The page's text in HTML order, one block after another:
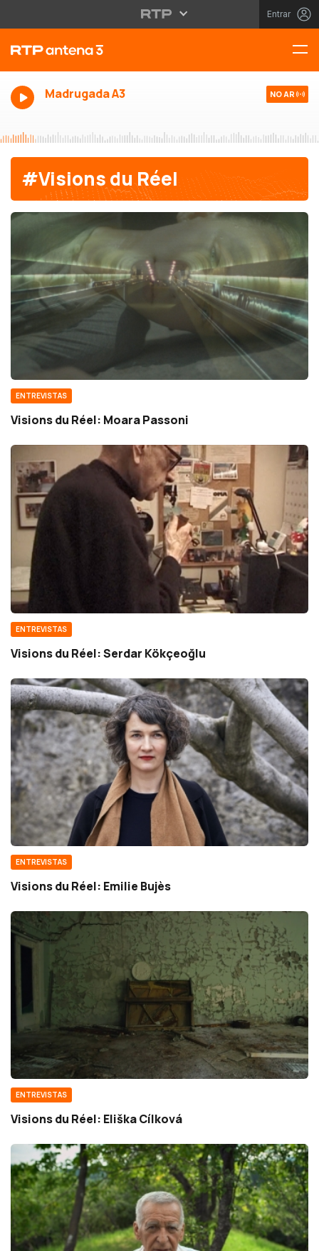
Entrar
Madrugada A3 NO AR
#Visions du Réel
ENTREVISTAS
Visions du Réel: Moara Passoni
ENTREVISTAS
Visions du Réel: Serdar Kökçeoğlu
ENTREVISTAS
Visions du Réel: Emilie Bujès
ENTREVISTAS
Visions du Réel: Eliška Cílková